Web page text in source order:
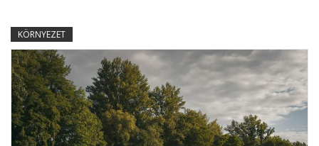
KÖRNYEZET